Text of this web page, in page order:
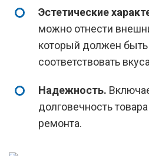
Эстетические
можно отнести
который должен
соответствовать
Надежность.
долговечность
ремонта.